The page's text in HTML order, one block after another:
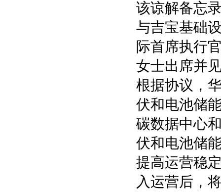
该谅解备忘
与吉宝基础
际首席执行
女士出席并
根据协议，
伏和电池储
碳数据中心
伏和电池储
提高运营稳
入运营后，